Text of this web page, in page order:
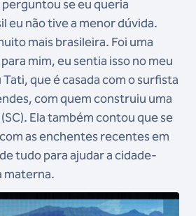
perguntou se eu queria
eu não tive a menor dúvida.
mais brasileira. Foi uma
mim, eu sentia isso no meu
que é casada com o surfista
com quem construiu uma
Ela também contou que se
as enchentes recentes em
tudo para ajudar a cidade-
materna.